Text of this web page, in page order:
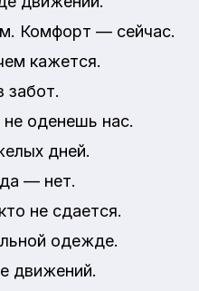
Комфорт — сейчас.
кажется.
забот.
оденешь нас.
дней.
— нет.
не сдается.
одежде.
движений.